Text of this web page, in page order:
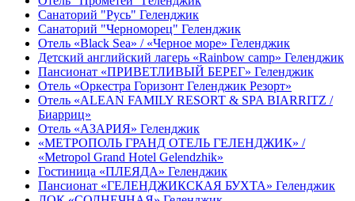
Санаторий "Русь" Геленджик
Санаторий "Черноморец" Геленджик
Отель «Black Sea» / «Черное море» Геленджик
Детский английский лагерь «Rainbow camp» Геленджик
Пансионат «ПРИВЕТЛИВЫЙ БЕРЕГ» Геленджик
Отель «Оркестра Горизонт Геленджик Резорт»
Отель «ALEAN FAMILY RESORT & SPA BIARRITZ /
Биарриц»
Отель «АЗАРИЯ» Геленджик
«МЕТРОПОЛЬ ГРАНД ОТЕЛЬ ГЕЛЕНДЖИК» /
«Metropol Grand Hotel Gelendzhik»
Гостиница «ПЛЕЯДА» Геленджик
Пансионат «ГЕЛЕНДЖИКСКАЯ БУХТА» Геленджик